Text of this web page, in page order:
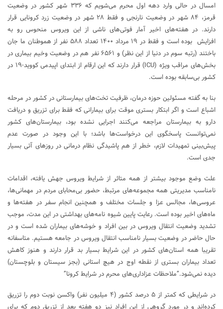
امسال در حالی وارد دهه اول محرم می‌شویم که ۳۳۶ شهر کشور در وضعیت
قرمز، ۸۴ شهر در وضعیت نارنجی و فقط ۲۸ شهر در وضعیت زرد کرونایی قرار
دارند. در هفته‌های اخیر آمار فوتی‌های ناشی از این ویروس منحوس رو به
افزایش بوده است و فقط در ۱۹ مرداد ۱۴۰۰ تعداد ۵۸۸ نفر از هموطنان ما جان
باختند (رتبه سوم در دنیا از این نظر) و ۶۵۶۱ نفر هم در وضعیت وخیم بیماری در
بخش‌های مراقب ویژه (ICU) قرار دارند که این ارقام از ابتدای اپیدمی کووید-۱۹ در
کشور بی‌سابقه بوده است.
بنا به گفته مسئولین حوزه درمان، ظرفیت تخت‌های بیمارستانی در کشور در مرحله
اشباع است و اگر ابتکار بستری موقت برای بیمارانی که فقط برای تزریق و دریافت
دارو به بیمارستان مراجعه می‌کنند اجرایی نشده بود، بیمارستان‌های کشور
نمی‌توانست پاسخگوی این درخواست‌ها باشد؛ با این وجود در صورت عدم
پیش‌بینی تمهیدات لازم، خطر از هم پاشیدگی نظام درمانی در روزهای آتی بسیار
جدی است.
علت وضع موجود بیشتر از همه متاثر از شرایط ویروس جهش یافته، اقدامات
نامناسب مدیریتی همه مجموعه‌های مرتبط، حضور بی‌محابای مردم در مهمانی‌ها،
عروسی‌ها، مجالس عزا و جلسات مختلف و همچنین انجام سفر در هفته‌ها و
ماه‌های اخیر بوده است. رعایت پایین شیوه نامه‌های بهداشتی در این مدت، موجب
تشدید وضعیت انتقال ویروس در بین افراد و خوشه‌های بیماران شده است و در
حال حاضر در وضعیت بسیار نامناسب انتقال ویروس در جامعه هستیم. متاسفانه
تقریبا همه استان‌های کشور در این شرایط بسیار بد قرار دارند و هنوز کاهش
تعداد بیماران بستری از نقطه اوج در هیچ استانی (بجز سیستان و بلوچستان)
دیده نمی‌شود.”ملاحظات عزاداری‌های محرم در شرایط کرونا”
در شرایطی که کمتر از ۵ درصد کشور (۴ میلیون نفر) واکسن نوبت دوم را تزریق